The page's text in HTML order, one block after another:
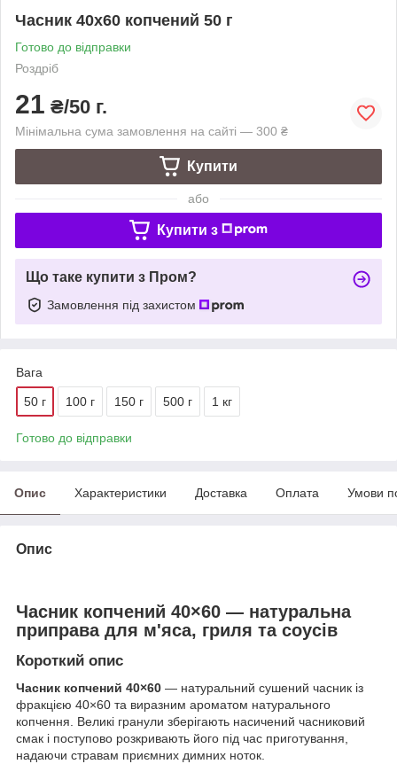
Часник 40х60 копчений 50 г
Готово до відправки
Роздріб
21 ₴/50 г.
Мінімальна сума замовлення на сайті — 300 ₴
Купити
або
Купити з
Що таке купити з Пром?
Замовлення під захистом
Вага
50 г 100 г 150 г 500 г 1 кг
Готово до відправки
Опис Характеристики Доставка Оплата Умови
Опис
Часник копчений 40×60 — натуральна
приправа для м'яса, гриля та соусів
Короткий опис
Часник копчений 40×60 — натуральний сушений часник із
фракцією 40×60 та виразним ароматом натурального
копчення. Великі гранули зберігають насичений часниковий
смак і поступово розкривають його під час приготування,
надаючи стравам приємних димних ноток.